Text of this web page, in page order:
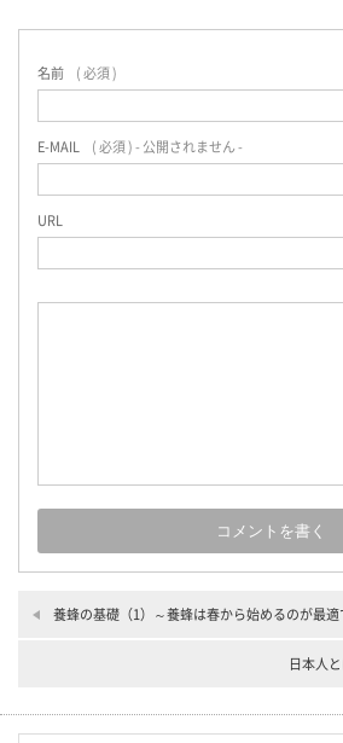
名前 ( 必須 )
E-MAIL ( 必須 ) - 公開されません -
URL
養蜂の基礎（1）～養蜂は春から始めるのが最適
日本人